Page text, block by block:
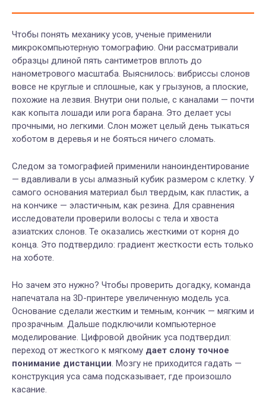
Чтобы понять механику усов, ученые применили
микрокомпьютерную томографию. Они рассматривали
образцы длиной пять сантиметров вплоть до
нанометрового масштаба. Выяснилось: вибриссы слонов
вовсе не круглые и сплошные, как у грызунов, а плоские,
похожие на лезвия. Внутри они полые, с каналами — почти
как копыта лошади или рога барана. Это делает усы
прочными, но легкими. Слон может целый день тыкаться
хоботом в деревья и не бояться ничего сломать.
Следом за томографией применили наноиндентирование
— вдавливали в усы алмазный кубик размером с клетку. У
самого основания материал был твердым, как пластик, а
на кончике — эластичным, как резина. Для сравнения
исследователи проверили волосы с тела и хвоста
азиатских слонов. Те оказались жесткими от корня до
конца. Это подтвердило: градиент жесткости есть только
на хоботе.
Но зачем это нужно? Чтобы проверить догадку, команда
напечатала на 3D-принтере увеличенную модель уса.
Основание сделали жестким и темным, кончик — мягким и
прозрачным. Дальше подключили компьютерное
моделирование. Цифровой двойник уса подтвердил:
переход от жесткого к мягкому дает слону точное
понимание дистанции. Мозгу не приходится гадать —
конструкция уса сама подсказывает, где произошло
касание.